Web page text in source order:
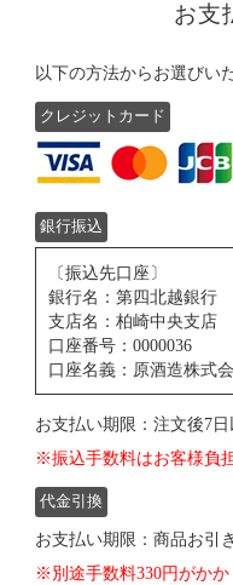
お支
以下の方法からお選びい
クレジットカード
銀行振込
〔振込先口座〕
銀行名：第四北越銀行
支店名：柏崎中央支店
口座番号：0000036
口座名義：原酒造株式
お支払い期限：注文後7日
※振込手数料はお客様負
代金引換
お支払い期限：商品お引
※別途手数料330円がかか